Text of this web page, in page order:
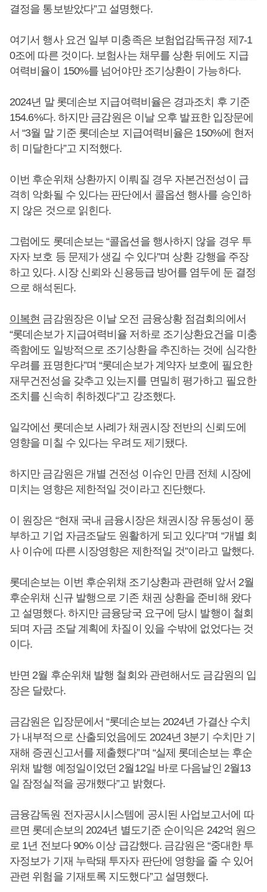
결정을 통보받았다”고 설명했다.
여기서 행사 요건 일부 미충족은 보험업감독규정 제7-1
0조에 따른 것이다. 보험사는 채무를 상환 뒤에도 지급
여력비율이 150%를 넘어야만 조기상환이 가능하다.
2024년 말 롯데손보 지급여력비율은 경과조치 후 기준
154.6%다. 하지만 금감원은 이날 오후 발표한 입장문에
서 “3월 말 기준 롯데손보 지급여력비율은 150%에 현저
히 미달한다”고 지적했다.
이번 후순위채 상환까지 이뤄질 경우 자본건전성이 급
격히 악화될 수 있다는 판단에서 콜옵션 행사를 승인하
지 않은 것으로 읽힌다.
그럼에도 롯데손보는 “콜옵션을 행사하지 않을 경우 투
자자 보호 등 문제가 생길 수 있다”며 상환 강행을 주장
하고 있다. 시장 신뢰와 신용등급 방어를 염두에 둔 결정
으로 해석된다.
이복현 금감원장은 이날 오전 금융상황 점검회의에서
“롯데손보가 지급여력비율 저하로 조기상환요건을 미충
족함에도 일방적으로 조기상환을 추진하는 것에 심각한
우려를 표명한다”며 “롯데손보가 계약자 보호에 필요한
재무건전성을 갖추고 있는지를 면밀히 평가하고 필요한
조치를 신속히 취하겠다”고 강조했다.
일각에선 롯데손보 사례가 채권시장 전반의 신뢰도에
영향을 미칠 수 있다는 우려도 제기됐다.
하지만 금감원은 개별 건전성 이슈인 만큼 전체 시장에
미치는 영향은 제한적일 것이라고 진단했다.
이 원장은 “현재 국내 금융시장은 채권시장 유동성이 풍
부하고 기업 자금조달도 원활하게 되고 있다”며 “개별 회
사 이슈에 따른 시장영향은 제한적일 것”이라고 말했다.
롯데손보는 이번 후순위채 조기상환과 관련해 앞서 2월
후순위채 신규 발행으로 기존 채권 상환을 준비해 왔다
고 설명했다. 하지만 금융당국 요구에 당시 발행이 철회
되며 자금 조달 계획에 차질이 있을 수밖에 없었다는 것
이다.
반면 2월 후순위채 발행 철회와 관련해서도 금감원의 입
장은 달랐다.
금감원은 입장문에서 “롯데손보는 2024년 가결산 수치
가 내부적으로 산출되었음에도 2024년 3분기 수치만 기
재해 증권신고서를 제출했다”며 “실제 롯데손보는 후순
위채 발행 예정일이었던 2월12일 바로 다음날인 2월13
일 잠정실적을 공개했다”고 밝혔다.
금융감독원 전자공시시스템에 공시된 사업보고서에 따
르면 롯데손보의 2024년 별도기준 순이익은 242억 원으
로 1년 전보다 90% 이상 급감했다. 금감원은 “중대한 투
자정보가 기재 누락돼 투자자 판단에 영향을 줄 수 있어
관련 위험을 기재토록 지도했다”고 설명했다.